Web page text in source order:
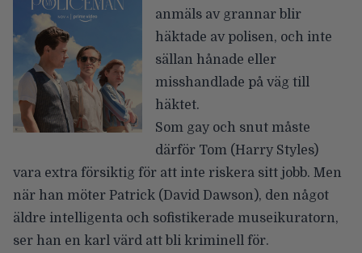
anmäls av grannar blir
häktade av polisen, och inte
sällan hånade eller
misshandlade på väg till
häktet.
Som gay och snut måste
därför Tom (Harry Styles)
vara extra försiktig för att inte riskera sitt jobb. Men
när han möter Patrick (David Dawson), den något
äldre intelligenta och sofistikerade museikuratorn,
ser han en karl värd att bli kriminell för.